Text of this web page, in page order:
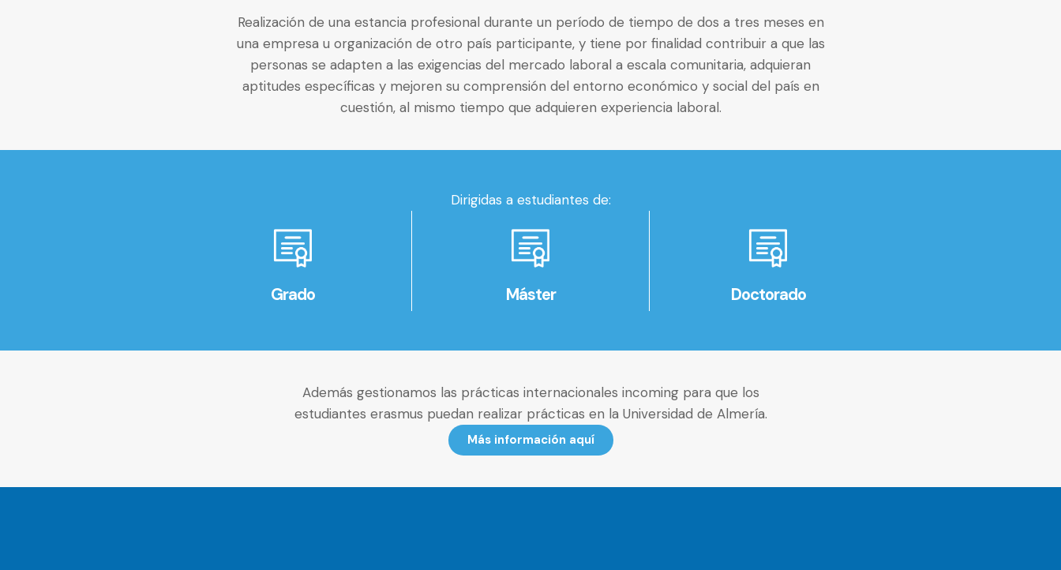
Realización de una estancia profesional durante un período de tiempo de dos a tres meses en
una empresa u organización de otro país participante, y tiene por finalidad contribuir a que las
personas se adapten a las exigencias del mercado laboral a escala comunitaria, adquieran
aptitudes específicas y mejoren su comprensión del entorno económico y social del país en
cuestión, al mismo tiempo que adquieren experiencia laboral.
Dirigidas a estudiantes de:
Grado Máster Doctorado
Además gestionamos las prácticas internacionales incoming para que los
estudiantes erasmus puedan realizar prácticas en la Universidad de Almería.
Más información aquí